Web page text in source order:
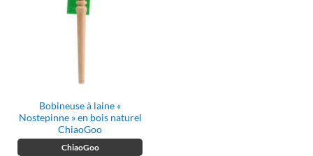
Bobineuse à laine «
Nostepinne » en bois naturel
ChiaoGoo
ChiaoGoo